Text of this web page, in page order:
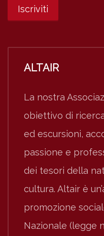
ALTAIR
La nostra
obiettivo di
ed escursioni,
passione e
dei tesori della
cultura. Altair è
promozione
Nazionale (legge